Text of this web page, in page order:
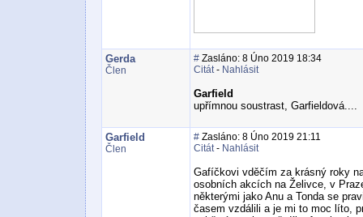
Gerda
Člen
# Zasláno: 8 Úno 2019 18:34
Citát- Nahlásit
Garfield
upřímnou soustrast, Garfieldová....
Garfield
Člen
# Zasláno: 8 Úno 2019 21:11
Citát- Nahlásit
Gafíčkovi vděčím za krásný roky
osobních akcích na Želivce, v
některými jako Anu a Tonda se
časem vzdálili a je mi to moc líto,